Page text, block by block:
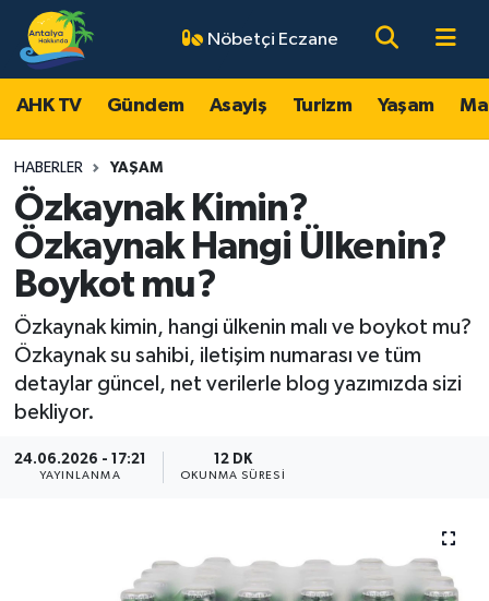
Nöbetçi Eczane
AHK TV Gündem Asayiş Turizm Yaşam
HABERLER YAŞAM
Özkaynak Kimin?
Özkaynak Hangi Ülkenin?
Boykot mu?
Özkaynak kimin, hangi ülkenin malı ve boykot mu?
Özkaynak su sahibi, iletişim numarası ve tüm
detaylar güncel, net verilerle blog yazımızda sizi
bekliyor.
24.06.2026 - 17:21
YAYINLANMA
12 DK
OKUNMA SÜRESI
AHK TV
Gündem
Asayiş
Turizm
Yaşam
Magazin
Ekonomi
Spor
Resmi Reklamlar
Antalya Nöbetçi Eczaneler
Antalya Hava Durumu
Antalya Namaz Vakitleri
Antalya Trafik Yoğunluk Haritası
Süper Lig Puan Durumu ve Fikstür
Tüm Manşetler
Son Dakika Haberleri
Haber Arşivi